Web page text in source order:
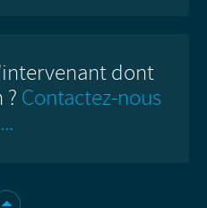
dont
? Contactez-nous
...